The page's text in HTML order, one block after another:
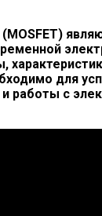
для
и работы с